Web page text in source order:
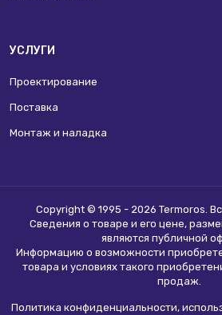
УСЛУГИ
Проектирование
Поставка
Монтаж и наладка
Copyright © 1995 - 2026 Termoros.
Сведения о товаре и его цене,
являются публичной
Информацию о возможности
товара и условиях такого
продаж.
Политика конфиденциальности,